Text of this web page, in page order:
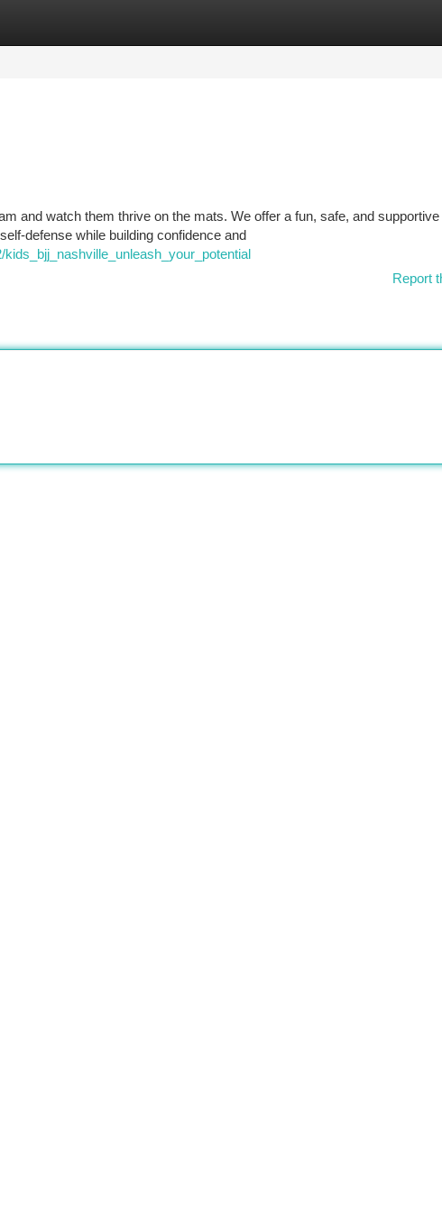
and watch them thrive on the mats. We offer a fun, safe, and supportive
defense while building confidence and
Report